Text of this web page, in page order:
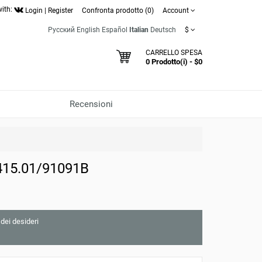
Login Register Confronta prodotto (0) Account
Русский English Español Italian Deutsch $
CARRELLO SPESA
0 Prodotto(i) - $0
Recensioni
91091B
desideri